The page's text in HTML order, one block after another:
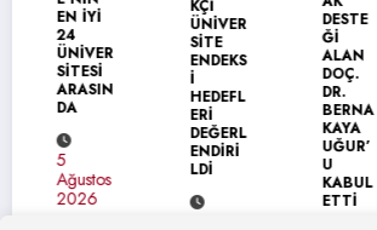
EN İYİ
24
ÜNİVER
SİTESİ
ARASIN
DA
Ağustos
2026
KÇİ
ÜNİVER
SİTE
ENDEKS
HEDEFL
ERİ
DEĞERL
ENDİRİ
LDİ
DESTE
Ğİ
ALAN
DOÇ.
DR.
BERNA
KAYA
UĞUR’
KABUL
ETTİ